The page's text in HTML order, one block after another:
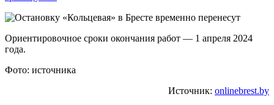
Ориентировочное сроки окончания работ — 1 апреля 2024
года.
Фото: источника
Источник: onlinebrest.by